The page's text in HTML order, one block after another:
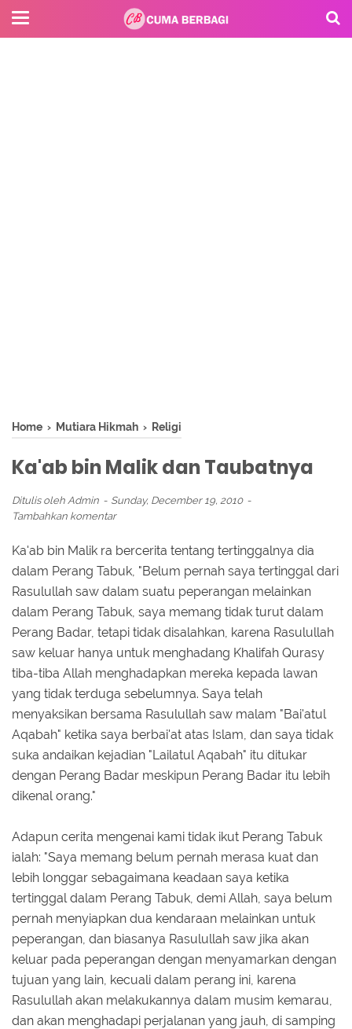
Home › Mutiara Hikmah › Religi
Ka'ab bin Malik dan Taubatnya
Ditulis oleh Admin
Sunday, December 19, 2010
Tambahkan komentar
Ka'ab bin Malik ra bercerita tentang tertinggalnya dia
dalam Perang Tabuk, "Belum pernah saya tertinggal dari
Rasulullah saw dalam suatu peperangan melainkan
dalam Perang Tabuk, saya memang tidak turut dalam
Perang Badar, tetapi tidak disalahkan, karena Rasulullah
saw keluar hanya untuk menghadang Khalifah Qurasy
tiba-tiba Allah menghadapkan mereka kepada lawan
yang tidak terduga sebelumnya. Saya telah
menyaksikan bersama Rasulullah saw malam "Bai'atul
Aqabah" ketika saya berbai'at atas Islam, dan saya tidak
suka andaikan kejadian "Lailatul Aqabah" itu ditukar
dengan Perang Badar meskipun Perang Badar itu lebih
dikenal orang."
Adapun cerita mengenai kami tidak ikut Perang Tabuk
ialah: "Saya memang belum pernah merasa kuat dan
lebih longgar sebagaimana keadaan saya ketika
tertinggal dalam Perang Tabuk, demi Allah, saya belum
pernah menyiapkan dua kendaraan melainkan untuk
peperangan, dan biasanya Rasulullah saw jika akan
keluar pada peperangan dengan menyamarkan dengan
tujuan yang lain, kecuali dalam perang ini, karena
Rasulullah akan melakukannya dalam musim kemarau,
dan akan menghadapi perjalanan yang jauh, di samping